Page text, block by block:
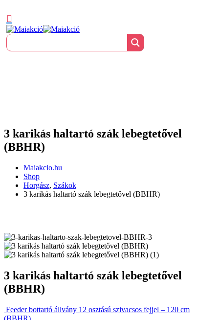
3 karikás haltartó szák lebegtetővel
(BBHR)
Maiakcio.hu
Shop
Horgász, Szákok
3 karikás haltartó szák lebegtetővel (BBHR)
3 karikás haltartó szák lebegtetővel
(BBHR)
Feeder bottartó állvány 12 osztású szivacsos fejjel – 120 cm
(BBHR)